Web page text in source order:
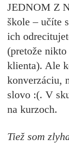
JEDNOM Z
škole – učíte
ich
(pretože
klienta). Ale
konverzáciu,
slovo :(. V
na kurzoch.
Tiež som